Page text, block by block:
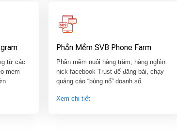
từ các
mem
Phần Mềm SVB Phone Farm
Phần mềm nuôi hàng trăm, hàng nghìn
nick facebook Trust để đăng bài, chạy
quảng cáo “bùng nổ” doanh số.
Xem chi tiết